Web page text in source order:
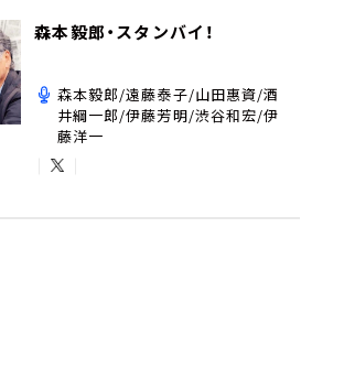
森本毅郎・スタンバイ！
森本毅郎/遠藤泰子/山田惠資/酒
井綱一郎/伊藤芳明/渋谷和宏/伊
藤洋一